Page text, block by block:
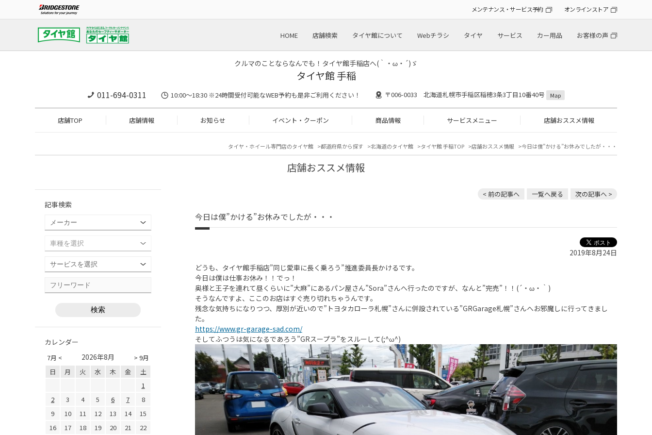
メンテナンス・サービス予約 オンラインストア
HOME 店舗検索 タイヤ館について Webチラシ タイヤ サービス カー用品 お客様の声
クルマのことならなんでも！タイヤ館手稲店へ(｀・ω・´)ゞ
タイヤ館 手稲
011-694-0311 10:00～18:30 ※24時間受付可能なWEB予約も是非ご利用ください！ 〒006-0033 北海道札幌市手稲区稲穂3条3丁目10番40号 Map
店舗TOP 店舗情報 お知らせ イベント・クーポン 商品情報 サービスメニュー 店舗おススメ情報
タイヤ・ホイール専門店のタイヤ館 都道府県から探す 北海道のタイヤ館 タイヤ館 手稲TOP 店舗おススメ情報 今日は僕”かける”お休みでしたが・・・
店舗おススメ情報
< 前の記事へ 一覧へ戻る 次の記事へ >
今日は僕”かける”お休みでしたが・・・
2019年8月24日
どうも、タイヤ館手稲店”同じ愛車に長く乗ろう”推進委員長かけるです。
今日は僕は仕事お休み！！でっ！
奥様と王子を連れて昼くらいに”大麻”にあるパン屋さん”Sora”さんへ行ったのですが、なんと”完売”！！(´・ω・｀)
そうなんですよ、ここのお店はすぐ売り切れちゃうんです。
残念な気持ちになりつつ、厚別が近いので”トヨタカローラ札幌”さんに併設されている”GRGarage札幌”さんへお邪魔しに行ってきまし
た。
https://www.gr-garage-sad.com/
そしてふつうは気になるであろう”GRスープラ”をスルーして(;^ω^)
記事検索
カレンダー
7月 < > 9月
2026年8月
日 月 火 水 木 金
土
1
2
3 4 5 6 7
8
9
10 11 12 13 14
15
16
17 18 19 20 21 22